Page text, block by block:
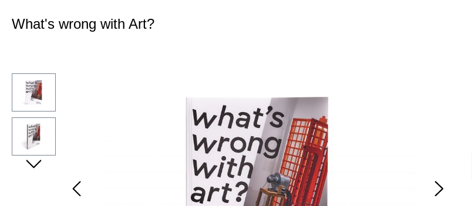
What's wrong with Art?
Bildergalerie überspringen